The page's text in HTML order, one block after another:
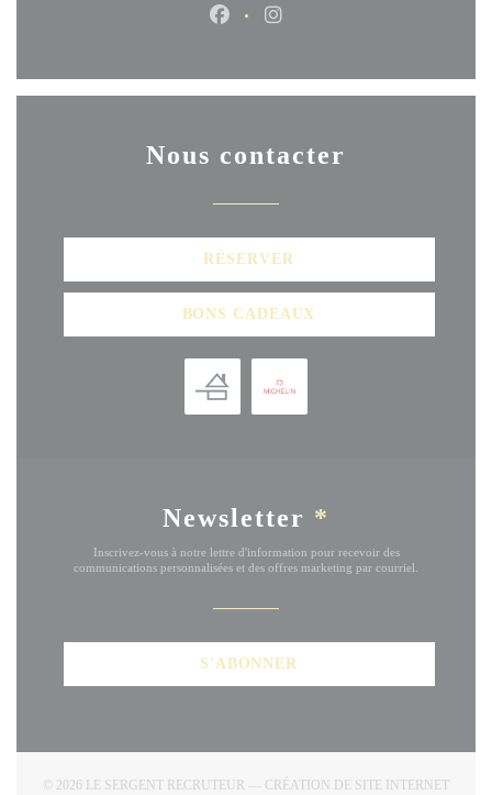
Facebook ((ouvre une nouvelle
Nous contacter
RÉSERVER
BONS CADEAUX
Newsletter *
Inscrivez-vous à notre lettre d'information pour recevoir des
communications personnalisées et des offres marketing par courriel.
S'ABONNER
© 2026 LE SERGENT RECRUTEUR — CRÉATION DE SITE INTERNET